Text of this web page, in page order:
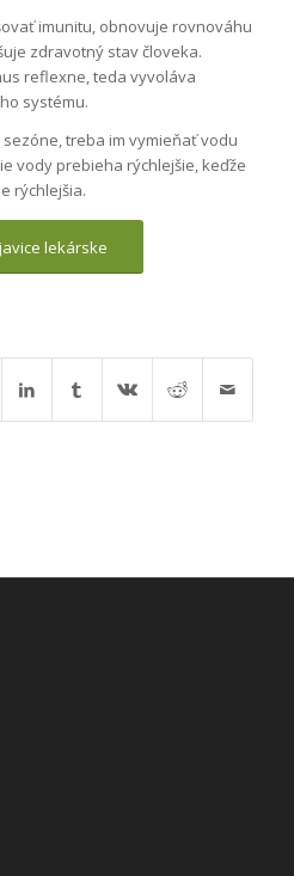
imunitu, obnovuje rovnováhu
zdravotný stav človeka.
reflexne, teda vyvoláva
systému.
treba im vymieňať vodu
vody prebieha rýchlejšie, keďže
rýchlejšia.
lekárske